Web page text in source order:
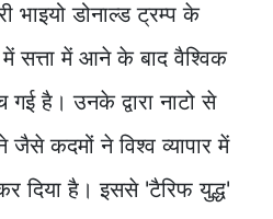
भाइयो डोनाल्ड ट्रम्प के
सत्ता में आने के बाद वैश्विक
है। उनके द्वारा नाटो से
कदमों ने विश्व व्यापार में
दिया है। इससे 'टैरिफ युद्ध'